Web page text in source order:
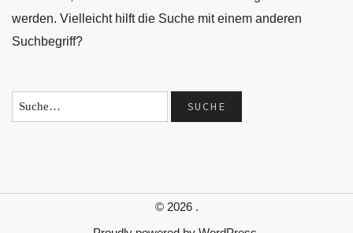
werden. Vielleicht hilft die Suche mit einem anderen
Suchbegriff?
© 2026 .